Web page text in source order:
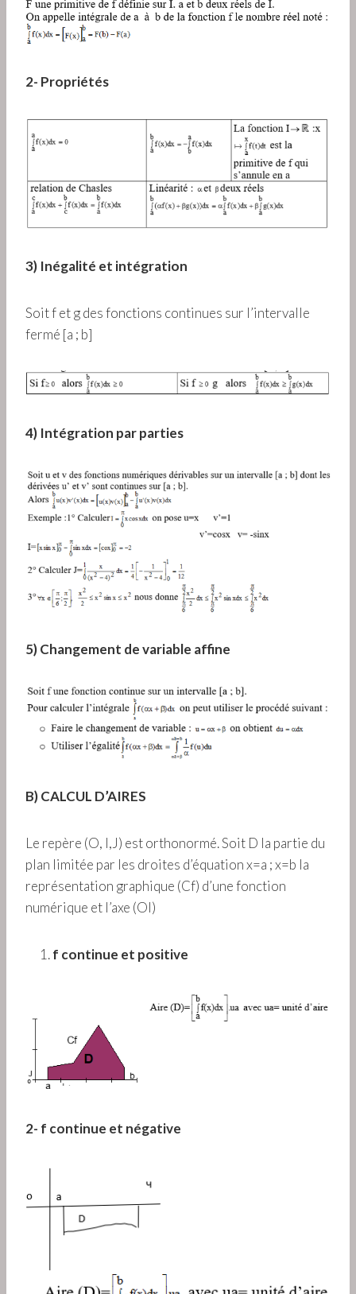
2- Propriétés
3) Inégalité et intégration
Soit f et g des fonctions continues sur l’intervalle
fermé [a ; b]
4) Intégration par parties
5) Changement de variable affine
B) CALCUL D’AIRES
Le repère (O, I,J) est orthonormé. Soit D la partie du
plan limitée par les droites d’équation x=a ; x=b la
représentation graphique (Cf) d’une fonction
numérique et l’axe (OI)
f continue et positive
2- f continue et négative